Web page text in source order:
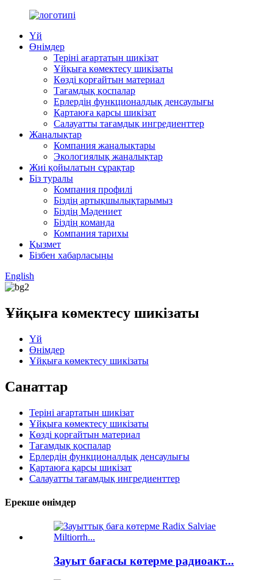
Үй
Өнімдер
Теріні ағартатын шикізат
Ұйқыға көмектесу шикізаты
Көзді қорғайтын материал
Тағамдық қоспалар
Ерлердің функционалдық денсаулығы
Қартаюға қарсы шикізат
Салауатты тағамдық ингредиенттер
Жаңалықтар
Компания жаңалықтары
Экологиялық жаңалықтар
Жиі қойылатын сұрақтар
Біз туралы
Компания профилі
Біздің артықшылықтарымыз
Біздің Мәдениет
Біздің команда
Компания тарихы
Қызмет
Бізбен хабарласыңы
English
Ұйқыға көмектесу шикізаты
Үй
Өнімдер
Ұйқыға көмектесу шикізаты
Санаттар
Теріні ағартатын шикізат
Ұйқыға көмектесу шикізаты
Көзді қорғайтын материал
Тағамдық қоспалар
Ерлердің функционалдық денсаулығы
Қартаюға қарсы шикізат
Салауатты тағамдық ингредиенттер
Ерекше өнімдер
Зауыт бағасы көтерме радиоакт...